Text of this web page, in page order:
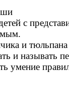
с
и тюльпана
и называть
умение